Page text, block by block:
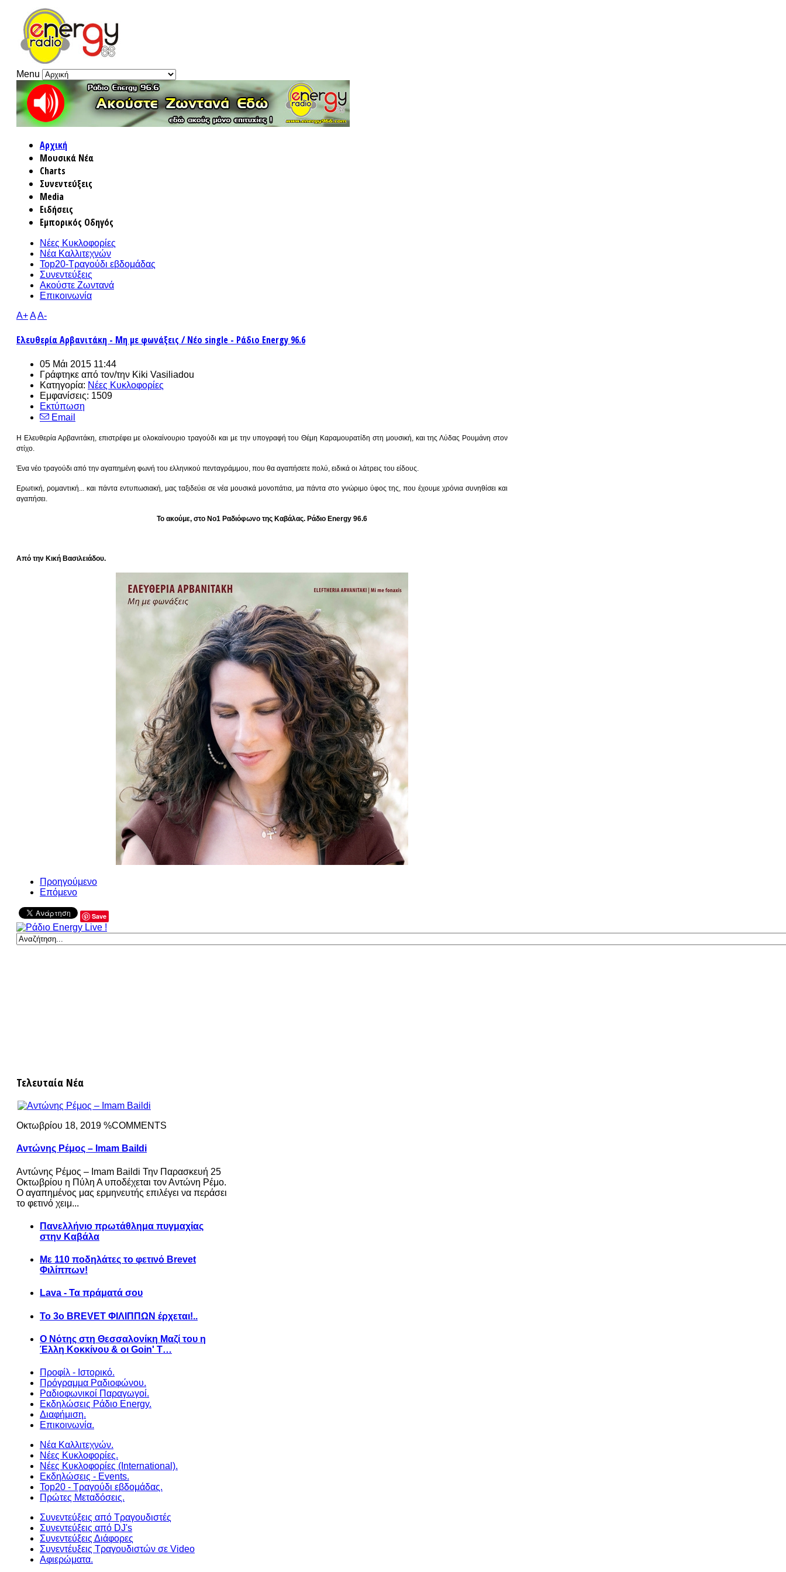
Menu
Αρχική
Μουσικά Νέα
Charts
Συνεντεύξεις
Media
Ειδήσεις
Εμπορικός Οδηγός
Νέες Κυκλοφορίες
Νέα Καλλιτεχνών
Top20-Τραγούδι εβδομάδας
Συνεντεύξεις
Ακούστε Ζωντανά
Επικοινωνία
A+AA-
Ελευθερία Αρβανιτάκη - Μη με φωνάξεις / Νέο single - Ράδιο Energy 96.6
05 Μάι 2015 11:44
Γράφτηκε από τον/την Kiki Vasiliadou
Κατηγορία: Νέες Κυκλοφορίες
Εμφανίσεις: 1509
Εκτύπωση
Email
Η Ελευθερία Αρβανιτάκη, επιστρέφει με ολοκαίνουριο τραγούδι και με την υπογραφή του Θέμη Καραμουρατίδη στη μουσική, και της Λύδας Ρουμάνη στον
στίχο.
Ένα νέο τραγούδι από την αγαπημένη φωνή του ελληνικού πενταγράμμου, που θα αγαπήσετε πολύ, ειδικά οι λάτρεις του είδους.
Ερωτική, ρομαντική... και πάντα εντυπωσιακή, μας ταξιδεύει σε νέα μουσικά μονοπάτια, μα πάντα στο γνώριμο ύφος της, που έχουμε χρόνια συνηθίσει και
αγαπήσει.
Το ακούμε, στο Νο1 Ραδιόφωνο της Καβάλας. Ράδιο Energy 96.6
Από την Κική Βασιλειάδου.
Προηγούμενο
Επόμενο
Save
Τελευταία Νέα
Οκτωβρίου 18, 2019 %COMMENTS
Αντώνης Ρέμος – Imam Baildi
Αντώνης Ρέμος – Imam Baildi Την Παρασκευή 25
Οκτωβρίου η Πύλη Α υποδέχεται τον Αντώνη Ρέμο.
Ο αγαπημένος μας ερμηνευτής επιλέγει να περάσει
το φετινό χειμ...
Πανελλήνιο πρωτάθλημα πυγμαχίας
στην Καβάλα
Με 110 ποδηλάτες το φετινό Brevet
Φιλίππων!
Lava - Τα πράματά σου
Το 3ο BREVET ΦΙΛΙΠΠΩΝ έρχεται!..
Ο Νότης στη Θεσσαλονίκη Μαζί του η
Έλλη Κοκκίνου & οι Goin' T…
Προφίλ - Ιστορικό.
Πρόγραμμα Ραδιοφώνου.
Ραδιοφωνικοί Παραγωγοί.
Εκδηλώσεις Ράδιο Energy.
Διαφήμιση.
Επικοινωνία.
Νέα Καλλιτεχνών.
Νέες Κυκλοφορίες.
Νέες Κυκλοφορίες (International).
Εκδηλώσεις - Events.
Top20 - Τραγούδι εβδομάδας.
Πρώτες Μεταδόσεις.
Συνεντεύξεις από Τραγουδιστές
Συνεντεύξεις από DJ's
Συνεντεύξεις Διάφορες
Συνεντέυξεις Τραγουδιστών σε Video
Αφιερώματα.